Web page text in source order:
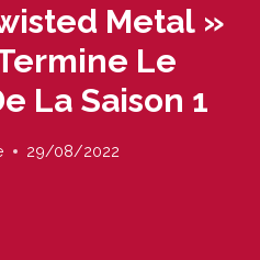
Metal »
Le
La Saison 1
29/08/2022